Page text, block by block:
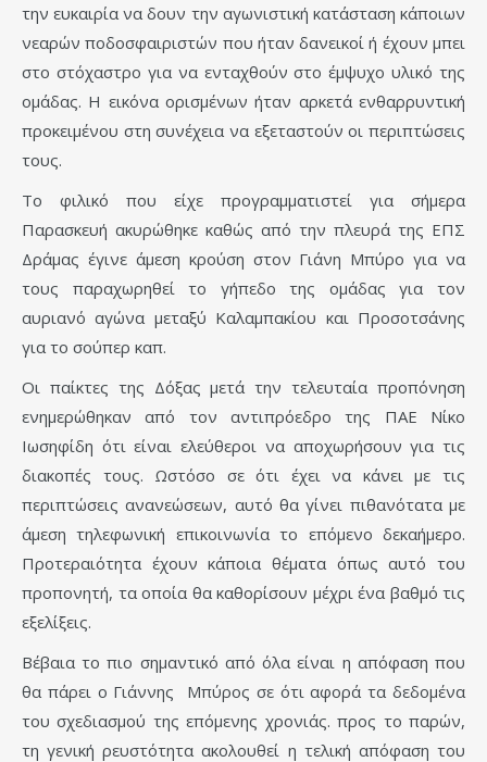
την ευκαιρία να δουν την αγωνιστική κατάσταση κάποιων
νεαρών ποδοσφαιριστών που ήταν δανεικοί ή έχουν μπει
στο στόχαστρο για να ενταχθούν στο έμψυχο υλικό της
ομάδας. Η εικόνα ορισμένων ήταν αρκετά ενθαρρυντική
προκειμένου στη συνέχεια να εξεταστούν οι περιπτώσεις
τους.
Το φιλικό που είχε προγραμματιστεί για σήμερα
Παρασκευή ακυρώθηκε καθώς από την πλευρά της ΕΠΣ
Δράμας έγινε άμεση κρούση στον Γιάνη Μπύρο για να
τους παραχωρηθεί το γήπεδο της ομάδας για τον
αυριανό αγώνα μεταξύ Καλαμπακίου και Προσοτσάνης
για το σούπερ καπ.
Οι παίκτες της Δόξας μετά την τελευταία προπόνηση
ενημερώθηκαν από τον αντιπρόεδρο της ΠΑΕ Νίκο
Ιωσηφίδη ότι είναι ελεύθεροι να αποχωρήσουν για τις
διακοπές τους. Ωστόσο σε ότι έχει να κάνει με τις
περιπτώσεις ανανεώσεων, αυτό θα γίνει πιθανότατα με
άμεση τηλεφωνική επικοινωνία το επόμενο δεκαήμερο.
Προτεραιότητα έχουν κάποια θέματα όπως αυτό του
προπονητή, τα οποία θα καθορίσουν μέχρι ένα βαθμό τις
εξελίξεις.
Βέβαια το πιο σημαντικό από όλα είναι η απόφαση που
θα πάρει ο Γιάννης Μπύρος σε ότι αφορά τα δεδομένα
του σχεδιασμού της επόμενης χρονιάς. προς το παρών,
τη γενική ρευστότητα ακολουθεί η τελική απόφαση του